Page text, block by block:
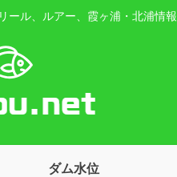
ール、ルアー、霞ヶ浦・北浦情報
ダム水位